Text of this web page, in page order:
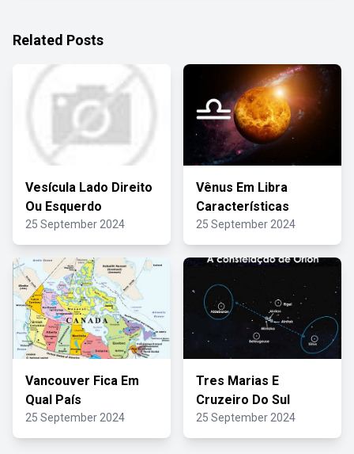
Related Posts
Vesícula Lado Direito
Ou Esquerdo
25 September 2024
Vênus Em Libra
Características
25 September 2024
Vancouver Fica Em
Qual País
25 September 2024
Tres Marias E
Cruzeiro Do Sul
25 September 2024